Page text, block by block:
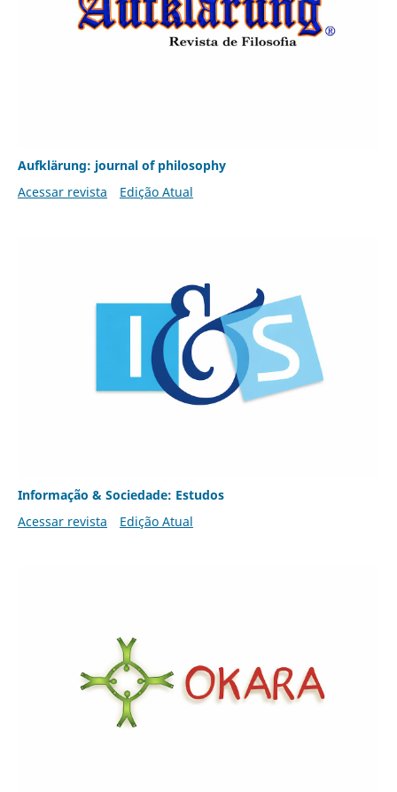
Aufklärung: journal of philosophy
Acessar revista
Edição Atual
Informação & Sociedade: Estudos
Acessar revista
Edição Atual